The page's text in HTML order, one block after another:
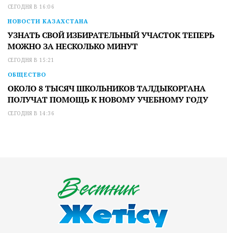
СЕГОДНЯ В 16:06
НОВОСТИ КАЗАХСТАНА
УЗНАТЬ СВОЙ ИЗБИРАТЕЛЬНЫЙ УЧАСТОК ТЕПЕРЬ
МОЖНО ЗА НЕСКОЛЬКО МИНУТ
СЕГОДНЯ В 15:21
ОБЩЕСТВО
ОКОЛО 8 ТЫСЯЧ ШКОЛЬНИКОВ ТАЛДЫКОРГАНА
ПОЛУЧАТ ПОМОЩЬ К НОВОМУ УЧЕБНОМУ ГОДУ
СЕГОДНЯ В 14:36